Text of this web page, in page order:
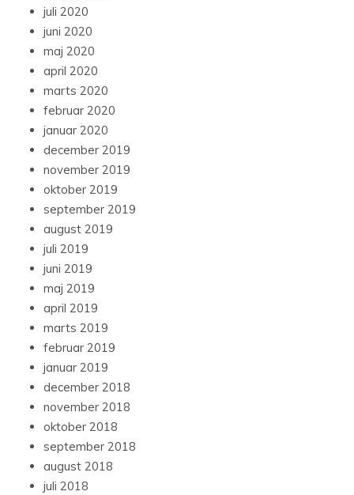
juli 2020
juni 2020
maj 2020
april 2020
marts 2020
februar 2020
januar 2020
december 2019
november 2019
oktober 2019
september 2019
august 2019
juli 2019
juni 2019
maj 2019
april 2019
marts 2019
februar 2019
januar 2019
december 2018
november 2018
oktober 2018
september 2018
august 2018
juli 2018